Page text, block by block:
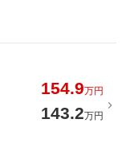
154.9万円
143.2万円